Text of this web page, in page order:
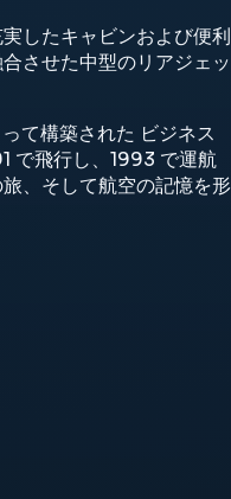
したキャビンおよび便利
させた中型のリアジェッ
て構築された ビジネス
で飛行し、1993 で運航
、そして航空の記憶を形